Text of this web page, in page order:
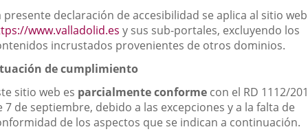
externa.
presente declaración de accesibilidad se aplica al sitio web
www.valladolid.es Enlace
a
aplicación
externa.
y sus sub-portales, excluyendo los
incrustados provenientes de otros dominios.
de cumplimiento
sitio web es parcialmente conforme con el RD 1112/
7 de septiembre, debido a las excepciones y a la falta de
de los aspectos que se indican a continuación.